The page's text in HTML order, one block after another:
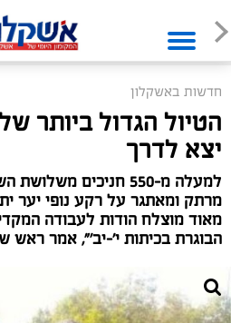
חדשות באשקלון
הטיול הגדול ביותר
יצא לדרך
למעלה מ-550 חניכים
מרתק ומאתגר על רקע נופי יער
מאוד מוצלח הודות לעבודה
הבוגרת בכיתות י'-יב'", אמר ראש